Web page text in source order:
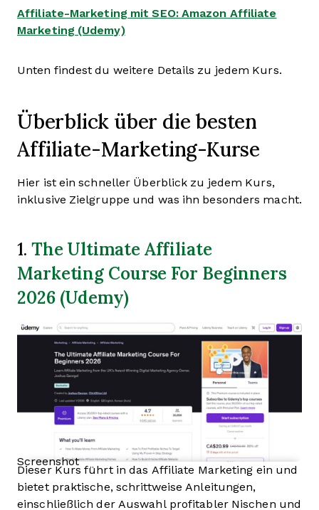
Affiliate-Marketing mit SEO: Amazon Affiliate
Marketing (Udemy)
Unten findest du weitere Details zu jedem Kurs.
Überblick über die besten
Affiliate-Marketing-Kurse
Hier ist ein schneller Überblick zu jedem Kurs,
inklusive Zielgruppe und was ihn besonders macht.
1. The Ultimate Affiliate
Marketing Course For Beginners
2026 (Udemy)
Screenshot
Dieser Kurs führt in das Affiliate Marketing ein und
bietet praktische, schrittweise Anleitungen,
einschließlich der Auswahl profitabler Nischen und